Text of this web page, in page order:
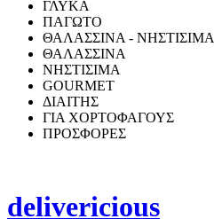
ΓΛΥΚΑ
ΠΑΓΩΤΟ
ΘΑΛΑΣΣΙΝΑ - ΝΗΣΤΙΣΙΜΑ
ΘΑΛΑΣΣΙΝΑ
ΝΗΣΤΙΣΙΜΑ
GOURMET
ΔΙΑΙΤΗΣ
ΓΙΑ ΧΟΡΤΟΦΑΓΟΥΣ
ΠΡΟΣΦΟΡΕΣ
delivericious